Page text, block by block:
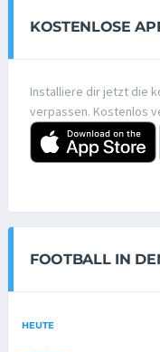
KOSTENLOSE
Installiere dir jetzt die
verpassen. Kostenlos
FOOTBALL IN
HEUTE